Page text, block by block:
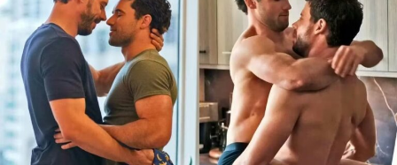
Además, el proyecto sumará la participación especial de
Derek Jacobi en un cameo.
La película funcionará como el cierre definitivo de la
historia protagonizada por Kit Connor y Joe Locke,